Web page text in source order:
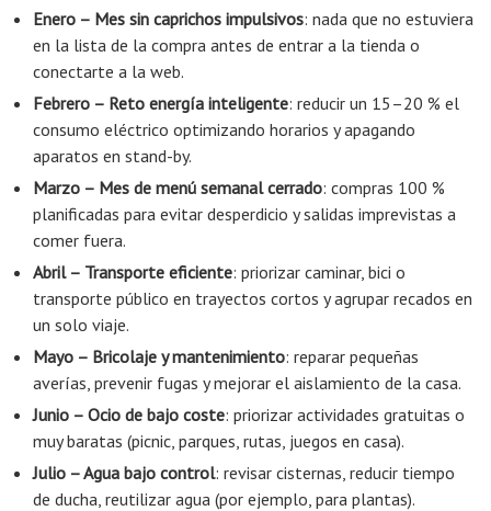
Enero – Mes sin caprichos impulsivos: nada que no estuviera
en la lista de la compra antes de entrar a la tienda o
conectarte a la web.
Febrero – Reto energía inteligente: reducir un 15–20 % el
consumo eléctrico optimizando horarios y apagando
aparatos en stand-by.
Marzo – Mes de menú semanal cerrado: compras 100 %
planificadas para evitar desperdicio y salidas imprevistas a
comer fuera.
Abril – Transporte eficiente: priorizar caminar, bici o
transporte público en trayectos cortos y agrupar recados en
un solo viaje.
Mayo – Bricolaje y mantenimiento: reparar pequeñas
averías, prevenir fugas y mejorar el aislamiento de la casa.
Junio – Ocio de bajo coste: priorizar actividades gratuitas o
muy baratas (picnic, parques, rutas, juegos en casa).
Julio – Agua bajo control: revisar cisternas, reducir tiempo
de ducha, reutilizar agua (por ejemplo, para plantas).